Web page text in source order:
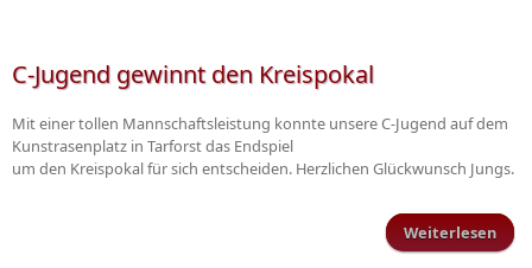
C-Jugend gewinnt den Kreispokal
Mit einer tollen Mannschaftsleistung konnte unsere C-Jugend auf dem
Kunstrasenplatz in Tarforst das Endspiel
um den Kreispokal für sich entscheiden. Herzlichen Glückwunsch Jungs.
Weiterlesen